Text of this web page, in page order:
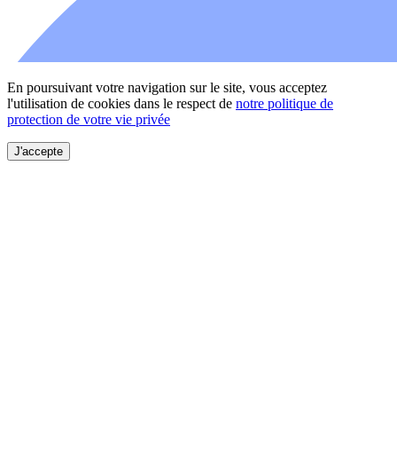
En poursuivant votre navigation sur le site, vous acceptez
l'utilisation de cookies dans le respect de notre politique de
protection de votre vie privée
J'accepte